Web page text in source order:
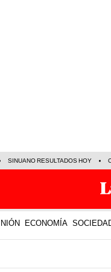
SINUANO RESULTADOS HOY
ECONOMÍA